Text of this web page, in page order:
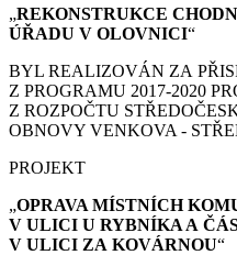
„REKONSTRUKCE
ÚŘADU V OLOVNICI“
BYL REALIZOVÁN ZA
Z PROGRAMU 2017-2020
Z ROZPOČTU
OBNOVY VENKOVA -
PROJEKT
„OPRAVA MÍSTNÍCH
V ULICI U RYBNÍKA A
V ULICI ZA KOVÁRNOU“